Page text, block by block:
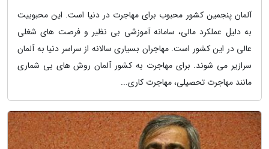
آلمان پنجمین کشور محبوب برای مهاجرت در دنیا است. این محبوبیت
به دلیل عملکرد مالی، سامانه آموزشی بی نظیر و فرصت های شغلی
عالی در این کشور است. مهاجران بسیاری سالانه از سراسر دنیا به آلمان
سرازیر می شوند. برای مهاجرت به کشور آلمان روش های بی شماری
مانند مهاجرت تحصیلی، مهاجرت کاری...